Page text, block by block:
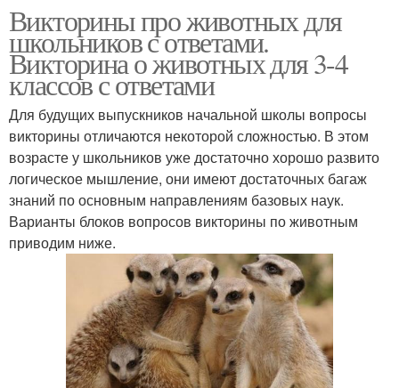
Викторин для второй Викторин для детей
Викторины в мире Интересные вопросы
Викторины для детей
Викторин в средне-
старшей группе
Вопросы для детей Вопросы с ответами
Викторины про животных для
школьников с ответами.
Викторина о животных для 3-4
классов с ответами
Для будущих выпускников начальной школы вопросы
викторины отличаются некоторой сложностью. В этом
возрасте у школьников уже достаточно хорошо развито
логическое мышление, они имеют достаточных багаж
знаний по основным направлениям базовых наук.
Варианты блоков вопросов викторины по животным
приводим ниже.